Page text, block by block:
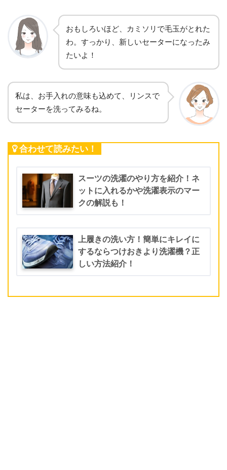
おもしろいほど、カミソリで毛玉がとれた
わ。すっかり、新しいセーターになったみ
たいよ！
私は、お手入れの意味も込めて、リンスで
セーターを洗ってみるね。
合わせて読みたい！
スーツの洗濯のやり方を紹介！ネ
ットに入れるかや洗濯表示のマー
クの解説も！
上履きの洗い方！簡単にキレイに
するならつけおきより洗濯機？正
しい方法紹介！